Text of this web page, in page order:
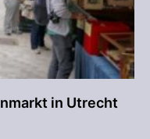
in Utrecht